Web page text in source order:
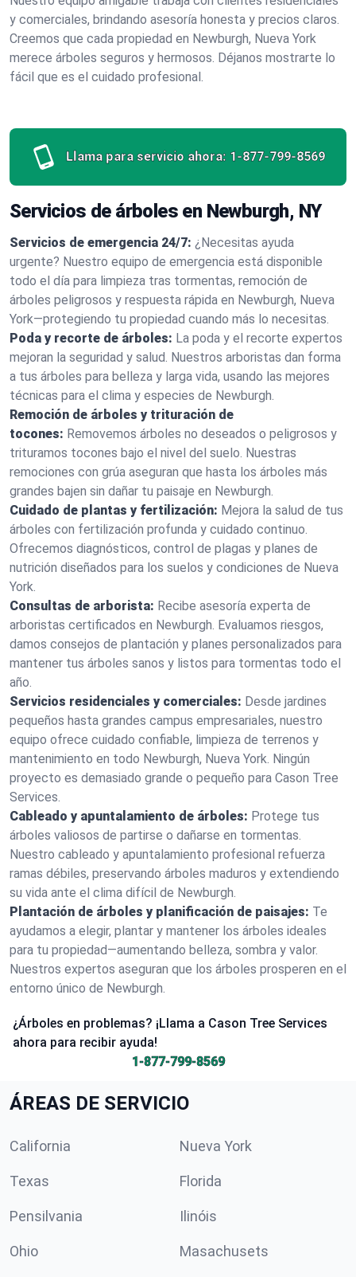
y comerciales, brindando asesoría honesta y precios claros.
Creemos que cada propiedad en Newburgh, Nueva York
merece árboles seguros y hermosos. Déjanos mostrarte lo
fácil que es el cuidado profesional.
Llama para servicio ahora: 1-877-799-8569
Servicios de árboles en Newburgh, NY
Servicios de emergencia 24/7: ¿Necesitas ayuda
urgente? Nuestro equipo de emergencia está disponible
todo el día para limpieza tras tormentas, remoción de
árboles peligrosos y respuesta rápida en Newburgh, Nueva
York—protegiendo tu propiedad cuando más lo necesitas.
Poda y recorte de árboles: La poda y el recorte expertos
mejoran la seguridad y salud. Nuestros arboristas dan forma
a tus árboles para belleza y larga vida, usando las mejores
técnicas para el clima y especies de Newburgh.
Remoción de árboles y trituración de
tocones: Removemos árboles no deseados o peligrosos y
trituramos tocones bajo el nivel del suelo. Nuestras
remociones con grúa aseguran que hasta los árboles más
grandes bajen sin dañar tu paisaje en Newburgh.
Cuidado de plantas y fertilización: Mejora la salud de tus
árboles con fertilización profunda y cuidado continuo.
Ofrecemos diagnósticos, control de plagas y planes de
nutrición diseñados para los suelos y condiciones de Nueva
York.
Consultas de arborista: Recibe asesoría experta de
arboristas certificados en Newburgh. Evaluamos riesgos,
damos consejos de plantación y planes personalizados para
mantener tus árboles sanos y listos para tormentas todo el
año.
Servicios residenciales y comerciales: Desde jardines
pequeños hasta grandes campus empresariales, nuestro
equipo ofrece cuidado confiable, limpieza de terrenos y
mantenimiento en todo Newburgh, Nueva York. Ningún
proyecto es demasiado grande o pequeño para Cason Tree
Services.
Cableado y apuntalamiento de árboles: Protege tus
árboles valiosos de partirse o dañarse en tormentas.
Nuestro cableado y apuntalamiento profesional refuerza
ramas débiles, preservando árboles maduros y extendiendo
su vida ante el clima difícil de Newburgh.
Plantación de árboles y planificación de paisajes: Te
ayudamos a elegir, plantar y mantener los árboles ideales
para tu propiedad—aumentando belleza, sombra y valor.
Nuestros expertos aseguran que los árboles prosperen en el
entorno único de Newburgh.
¿Árboles en problemas? ¡Llama a Cason Tree Services
ahora para recibir ayuda!
1-877-799-8569
ÁREAS DE SERVICIO
California Nueva York
Texas Florida
Pensilvania Ilinóis
Ohio Masachusets